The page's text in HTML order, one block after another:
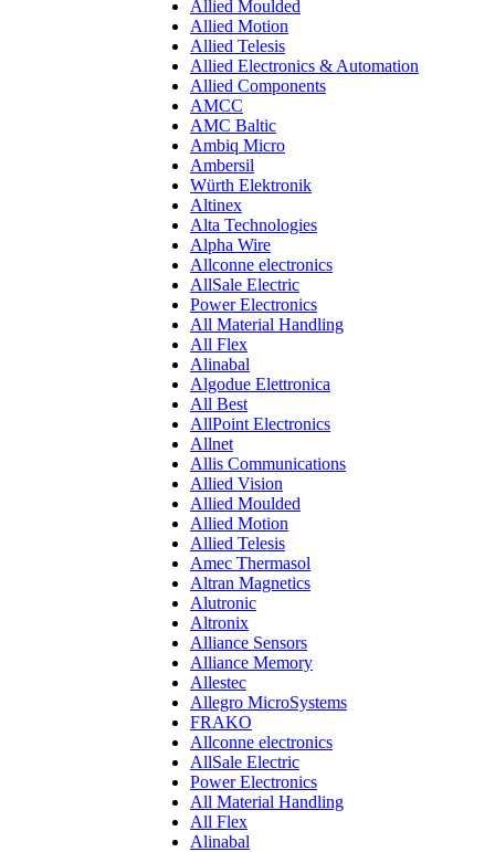
Allied Moulded
Allied Motion
Allied Telesis
Allied Electronics & Automation
Allied Components
AMCC
AMC Baltic
Ambiq Micro
Ambersil
Würth Elektronik
Altinex
Alta Technologies
Alpha Wire
Allconne electronics
AllSale Electric
Power Electronics
All Material Handling
All Flex
Alinabal
Algodue Elettronica
All Best
AllPoint Electronics
Allnet
Allis Communications
Allied Vision
Allied Moulded
Allied Motion
Allied Telesis
Amec Thermasol
Altran Magnetics
Alutronic
Altronix
Alliance Sensors
Alliance Memory
Allestec
Allegro MicroSystems
FRAKO
Allconne electronics
AllSale Electric
Power Electronics
All Material Handling
All Flex
Alinabal